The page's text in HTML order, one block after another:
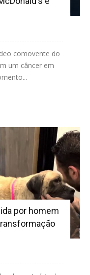
comovente do
um câncer em
por homem